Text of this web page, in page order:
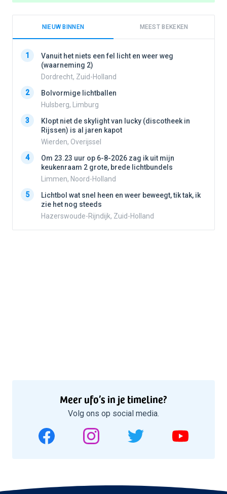
NIEUW BINNEN MEEST BEKEKEN
1
Vanuit het niets een fel licht en weer weg
(waarneming 2)
Dordrecht, Zuid-Holland
2
Bolvormige lichtballen
Hulsberg, Limburg
3
Klopt niet de skylight van lucky (discotheek in
Rijssen) is al jaren kapot
Wierden, Overijssel
4
Om 23.23 uur op 6-8-2026 zag ik uit mijn
keukenraam 2 grote, brede lichtbundels
Limmen, Noord-Holland
5
Lichtbol wat snel heen en weer beweegt, tik tak, ik
zie het nog steeds
Hazerswoude-Rijndijk, Zuid-Holland
Meer ufo’s in je timeline?
Volg ons op social media.